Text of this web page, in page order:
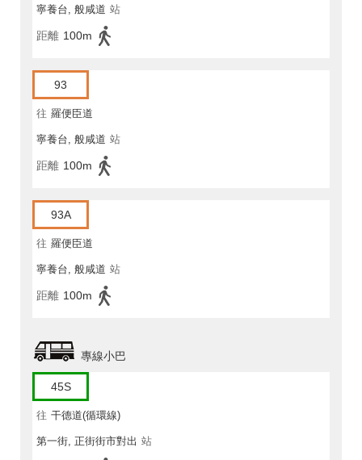
寧養台, 般咸道 站
距離 100m
93
往 羅便臣道
寧養台, 般咸道 站
距離 100m
93A
往 羅便臣道
寧養台, 般咸道 站
距離 100m
專線小巴
45S
往 干德道(循環線)
第一街, 正街街市對出 站